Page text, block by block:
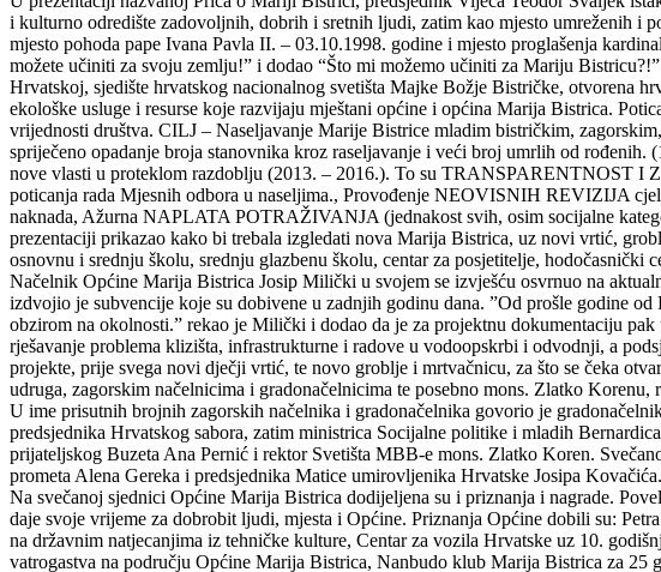
i kulturno odredište zadovoljnih, dobrih i sretnih ljudi, zatim kao mjesto umreženih i
mjesto pohoda pape Ivana Pavla II. – 03.10.1998. godine i mjesto proglašenja
možete učiniti za svoju zemlju!” i dodao “Što mi možemo učiniti za Mariju
Hrvatskoj, sjedište hrvatskog nacionalnog svetišta Majke Božje Bistričke, otvorena
ekološke usluge i resurse koje razvijaju mještani općine i općina Marija Bistrica.
vrijednosti društva. CILJ – Naseljavanje Marije Bistrice mladim bistričkim,
spriječeno opadanje broja stanovnika kroz raseljavanje i veći broj umrlih od
nove vlasti u proteklom razdoblju (2013. – 2016.). To su TRANSPARENTNOST I
poticanja rada Mjesnih odbora u naseljima., Provođenje NEOVISNIH REVIZIJA
naknada, Ažurna NAPLATA POTRAŽIVANJA (jednakost svih, osim socijalne
prezentaciji prikazao kako bi trebala izgledati nova Marija Bistrica, uz novi vrtić,
osnovnu i srednju školu, srednju glazbenu školu, centar za posjetitelje, hodočasnički
Načelnik Općine Marija Bistrica Josip Milički u svojem se izvješću osvrnuo na
izdvojio je subvencije koje su dobivene u zadnjih godinu dana. ”Od prošle godine
obzirom na okolnosti.” rekao je Milički i dodao da je za projektnu dokumentaciju
rješavanje problema klizišta, infrastrukturne i radove u vodoopskrbi i odvodnji, a
projekte, prije svega novi dječji vrtić, te novo groblje i mrtvačnicu, za što se čeka
udruga, zagorskim načelnicima i gradonačelnicima te posebno mons. Zlatko
U ime prisutnih brojnih zagorskih načelnika i gradonačelnika govorio je
predsjednika Hrvatskog sabora, zatim ministrica Socijalne politike i mladih
prijateljskog Buzeta Ana Pernić i rektor Svetišta MBB-e mons. Zlatko Koren.
prometa Alena Gereka i predsjednika Matice umirovljenika Hrvatske Josipa Kovačića.
Na svečanoj sjednici Općine Marija Bistrica dodijeljena su i priznanja i nagrade.
daje svoje vrijeme za dobrobit ljudi, mjesta i Općine. Priznanja Općine dobili su:
na državnim natjecanjima iz tehničke kulture, Centar za vozila Hrvatske uz 10.
vatrogastva na području Općine Marija Bistrica, Nanbudo klub Marija Bistrica za